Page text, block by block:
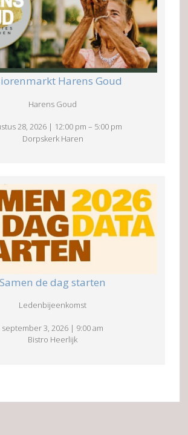
Harens Goud
Harens Goud
28, 2026 | 12:00 pm – 5:00 pm
Dorpskerk Haren
Samen de dag starten
Ledenbijeenkomst
september 3, 2026 | 9:00 am
Bistro Heerlijk